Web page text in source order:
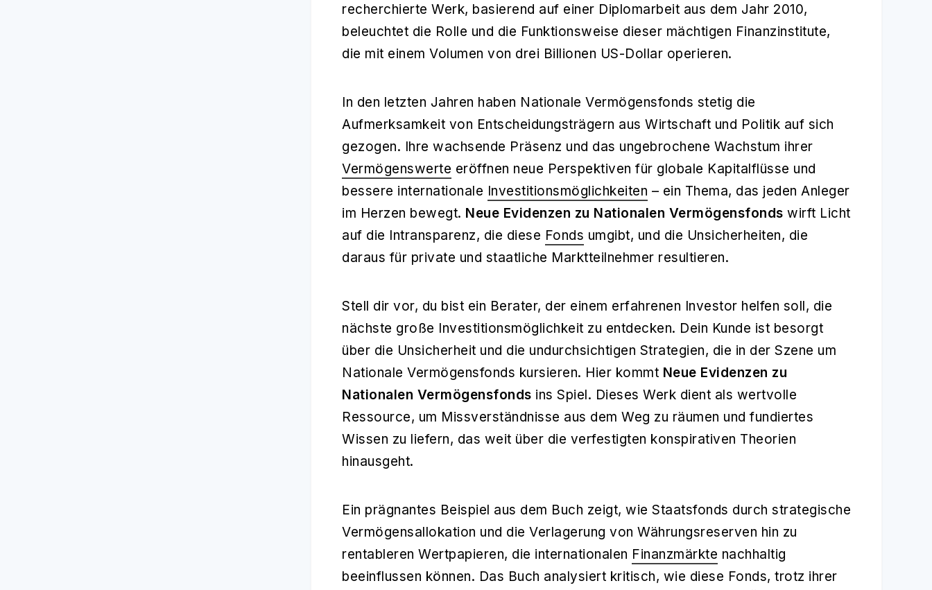
recherchierte Werk, basierend auf einer Diplomarbeit aus dem Jahr 2010,
beleuchtet die Rolle und die Funktionsweise dieser mächtigen Finanzinstitute,
die mit einem Volumen von drei Billionen US-Dollar operieren.
In den letzten Jahren haben Nationale Vermögensfonds stetig die
Aufmerksamkeit von Entscheidungsträgern aus Wirtschaft und Politik auf sich
gezogen. Ihre wachsende Präsenz und das ungebrochene Wachstum ihrer
Vermögenswerte eröffnen neue Perspektiven für globale Kapitalflüsse und
bessere internationale Investitionsmöglichkeiten – ein Thema, das jeden Anleger
im Herzen bewegt. Neue Evidenzen zu Nationalen Vermögensfonds wirft Licht
auf die Intransparenz, die diese Fonds umgibt, und die Unsicherheiten, die
daraus für private und staatliche Marktteilnehmer resultieren.
Stell dir vor, du bist ein Berater, der einem erfahrenen Investor helfen soll, die
nächste große Investitionsmöglichkeit zu entdecken. Dein Kunde ist besorgt
über die Unsicherheit und die undurchsichtigen Strategien, die in der Szene um
Nationale Vermögensfonds kursieren. Hier kommt Neue Evidenzen zu
Nationalen Vermögensfonds ins Spiel. Dieses Werk dient als wertvolle
Ressource, um Missverständnisse aus dem Weg zu räumen und fundiertes
Wissen zu liefern, das weit über die verfestigten konspirativen Theorien
hinausgeht.
Ein prägnantes Beispiel aus dem Buch zeigt, wie Staatsfonds durch strategische
Vermögensallokation und die Verlagerung von Währungsreserven hin zu
rentableren Wertpapieren, die internationalen Finanzmärkte nachhaltig
beeinflussen können. Das Buch analysiert kritisch, wie diese Fonds, trotz ihrer